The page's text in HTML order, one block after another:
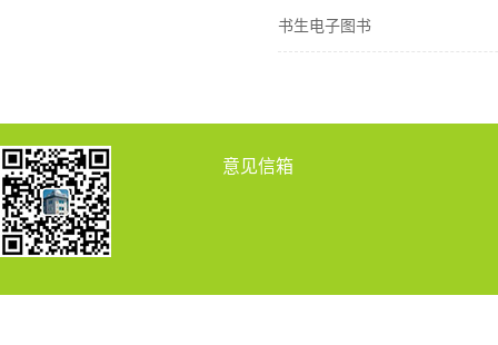
书生电子图书
意见信箱